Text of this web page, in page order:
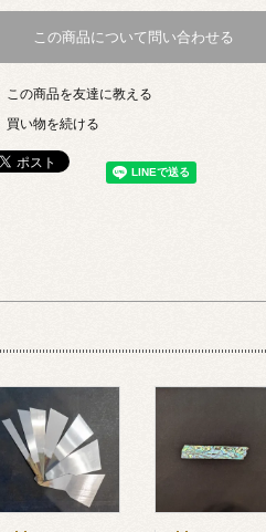
この商品について問い合わせる
この商品を友達に教える
買い物を続ける